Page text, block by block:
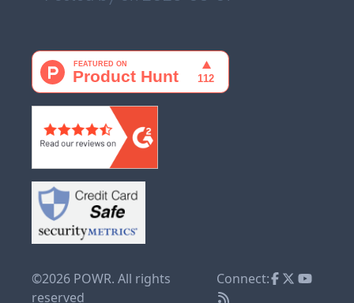
©2026 POWR. All rights
reserved
Connect: